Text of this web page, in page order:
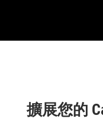
擴展您的